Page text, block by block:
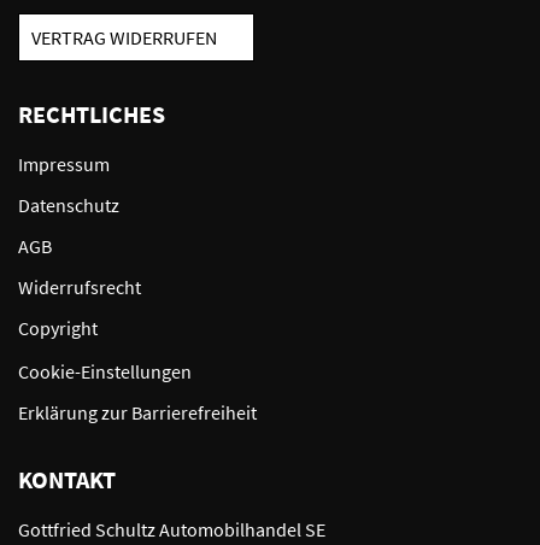
VERTRAG WIDERRUFEN
RECHTLICHES
Impressum
Datenschutz
AGB
Widerrufsrecht
Copyright
Cookie-Einstellungen
Erklärung zur Barrierefreiheit
KONTAKT
Gottfried Schultz Automobilhandel SE